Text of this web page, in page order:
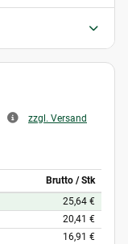
zzgl. Versand
Brutto / Stk
25,64 €
20,41 €
16,91 €